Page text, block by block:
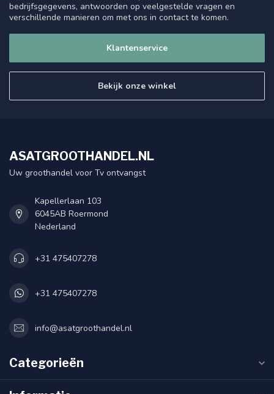
bedrijfsgegevens, antwoorden op veelgestelde vragen en
verschillende manieren om met ons in contact te komen.
Klantenservice
Bekijk onze winkel
ASATGROOTHANDEL.NL
Uw groothandel voor Tv ontvangst
Kapellerlaan 103
6045AB Roermond
Nederland
+31 475407278
+31 475407278
info@asatgroothandel.nl
Categorieën